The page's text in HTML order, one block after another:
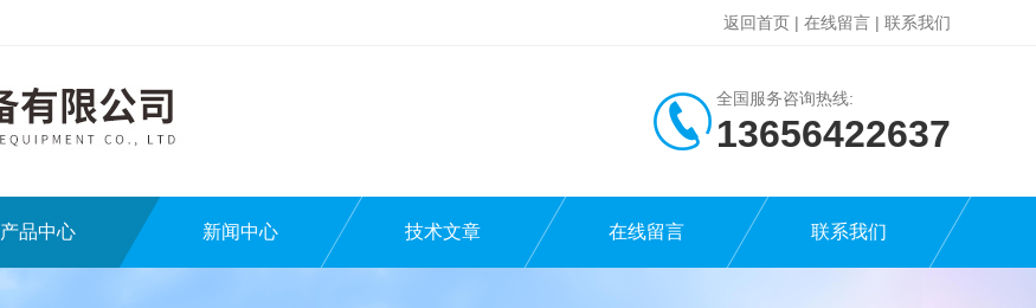
返回首页 | 在线留言 | 联系我们
全国服务咨询热线:
13656422637
产品中心 新闻中心 技术文章 在线留言 联系我们